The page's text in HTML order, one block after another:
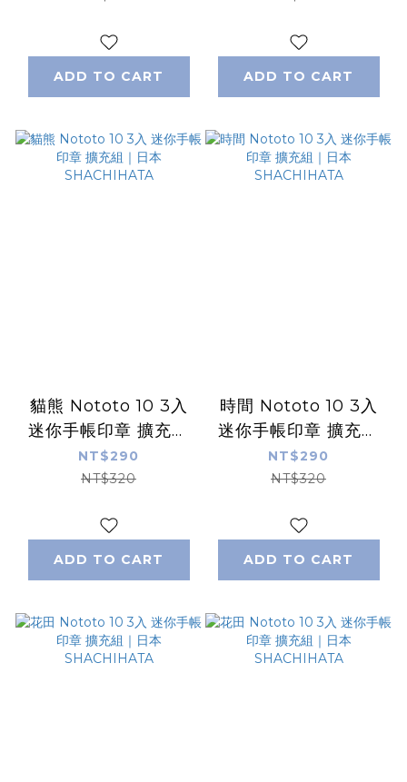
ADD TO CART ADD TO CART
貓熊 Nototo 10 3入
迷你手帳印章 擴充組
｜日本SHACHIHATA
NT$290
NT$320
ADD TO CART
時間 Nototo 10 3入
迷你手帳印章 擴充組
｜日本SHACHIHATA
NT$290
NT$320
ADD TO CART